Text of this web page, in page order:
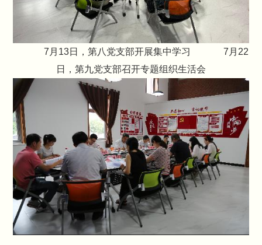
7月13日，第八党支部开展集中学习 7月22
日，第九党支部召开专题组织生活会